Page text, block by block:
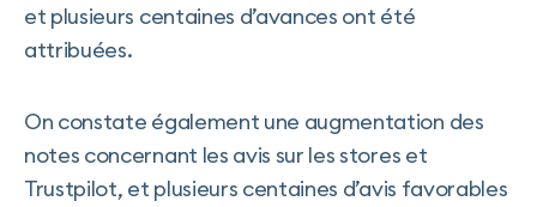
et plusieurs centaines d’avances ont été
attribuées.
On constate également une augmentation des
notes concernant les avis sur les stores et
Trustpilot, et plusieurs centaines d’avis favorables